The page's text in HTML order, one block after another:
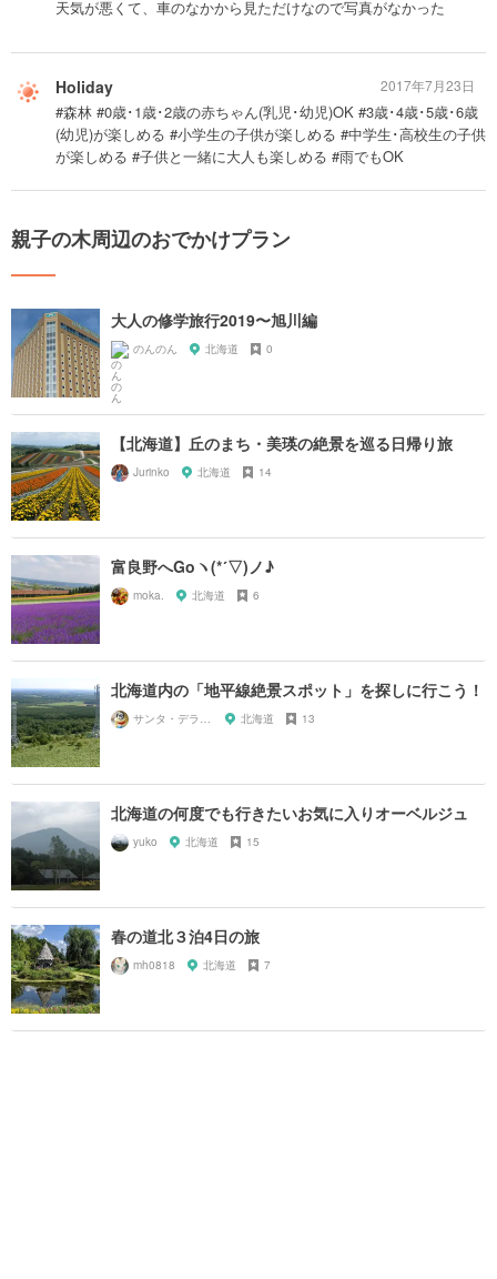
天気が悪くて、車のなかから見ただけなので写真がなかった
Holiday
#森林 #0歳･1歳･2歳の赤ちゃん(乳児･幼児)OK #3歳･4歳･5歳･6歳
(幼児)が楽しめる #小学生の子供が楽しめる #中学生･高校生の子供
が楽しめる #子供と一緒に大人も楽しめる #雨でもOK
2017年7月23日
親子の木周辺のおでかけプラン
大人の修学旅行2019〜旭川編
のんのん 北海道 0
【北海道】丘のまち・美瑛の絶景を巡る日帰り旅
Jurinko 北海道 14
富良野へGoヽ(*´▽)ノ♪
moka. 北海道 6
北海道内の「地平線絶景スポット」を探しに行こう！
サンタ・デラックス 北海道 13
北海道の何度でも行きたいお気に入りオーベルジュ
yuko 北海道 15
春の道北３泊4日の旅
mh0818 北海道 7